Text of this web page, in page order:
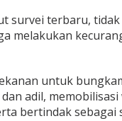
survei terbaru,
melakukan
untuk
adil, memobilisasi
bertindak sebagai